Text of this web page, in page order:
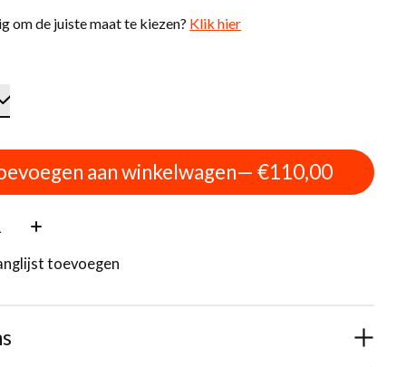
om de juiste maat te kiezen? Klik hier
aan winkelwagen
— €110,00
toevoegen